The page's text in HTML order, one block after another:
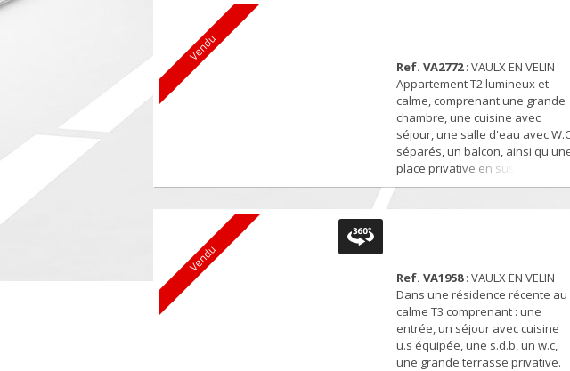
https://immo.netty.fr/vr/xpertisimmo2/VA1980
Vendu
Ref. VA2772: VAULX EN VELIN
Appartement T2 lumineux et
calme, comprenant une grande
chambre, une cuisine avec
séjour, une salle d'eau avec
séparés, un balcon, ainsi
place privative en sus.
Idéalement situé à proximité
Vendu
Ref. VA1958: VAULX EN VELIN
Dans une résidence récente au
calme T3 comprenant : une
entrée, un séjour avec cuisine
u.s équipée, une s.d.b, un w.c,
une grande terrasse privative.